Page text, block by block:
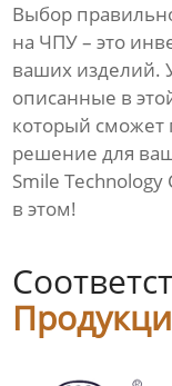
Выбор
на ЧПУ– это
ваших изделий.
описанные в
который
решение для
Smile Technology
в этом!